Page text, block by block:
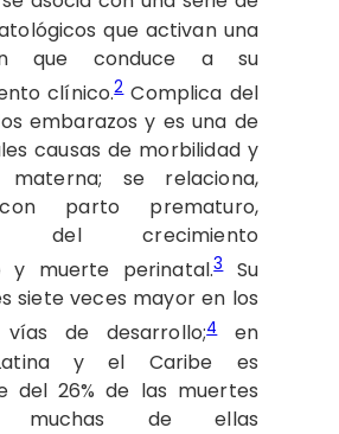
que activan una
que conduce a su
clínico.2Complica del
embarazos y es una de
causas de morbilidad y
materna; se relaciona,
parto prematuro,
del crecimiento
y muerte perinatal.3Su
siete veces mayor en los
de desarrollo;4en
y el Caribe es
del 26% de las muertes
muchas de ellas